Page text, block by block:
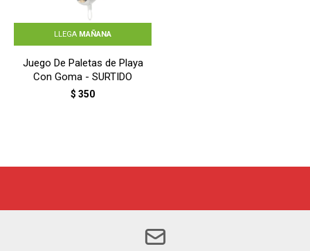
LLEGA MAÑANA
Juego De Paletas de Playa
Con Goma - SURTIDO
$ 350